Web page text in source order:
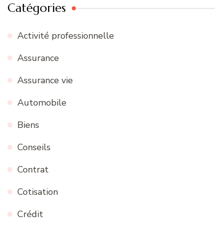
Catégories
Activité professionnelle
Assurance
Assurance vie
Automobile
Biens
Conseils
Contrat
Cotisation
Crédit